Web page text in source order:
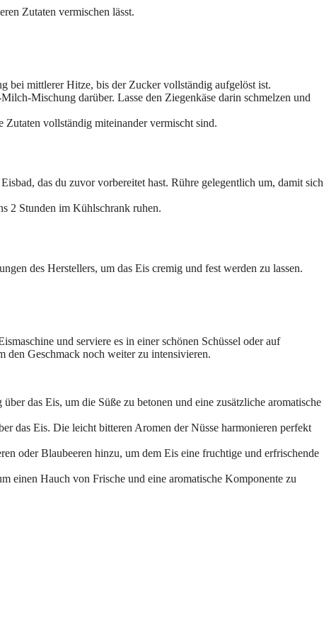
Zutaten vermischen lässt.
bei mittlerer Hitze, bis der Zucker vollständig aufgelöst ist.
Mischung darüber. Lasse den Ziegenkäse darin schmelzen und
vollständig miteinander vermischt sind.
das du zuvor vorbereitet hast. Rühre gelegentlich um, damit sich
2 Stunden im Kühlschrank ruhen.
des Herstellers, um das Eis cremig und fest werden zu lassen.
und serviere es in einer schönen Schüssel oder auf
den Geschmack noch weiter zu intensivieren.
das Eis, um die Süße zu betonen und eine zusätzliche aromatische
das Eis. Die leicht bitteren Aromen der Nüsse harmonieren perfekt
oder Blaubeeren hinzu, um dem Eis eine fruchtige und erfrischende
einen Hauch von Frische und eine aromatische Komponente zu